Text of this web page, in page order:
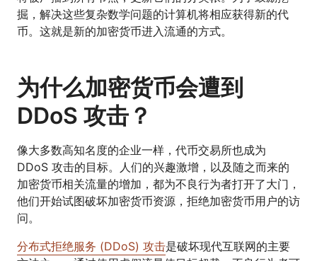
掘，解决这些复杂数学问题的计算机将相应获得新的代
币。这就是新的加密货币进入流通的方式。
为什么加密货币会遭到
DDoS 攻击？
像大多数高知名度的企业一样，代币交易所也成为
DDoS 攻击的目标。人们的兴趣激增，以及随之而来的
加密货币相关流量的增加，都为不良行为者打开了大门，
他们开始试图破坏加密货币资源，拒绝加密货币用户的访
问。
分布式拒绝服务 (DDoS) 攻击是破坏现代互联网的主要